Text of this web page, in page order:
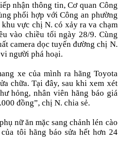
nhận thông tin, Cơ quan Công
phối hợp với Công an phường
vực chị N. có xảy ra va chạm
vào chiều tối ngày 28/9. Cùng
camera dọc tuyến đường chị N.
người phá hoại.
xe của mình ra hãng Toyota
chữa. Tại đây, sau khi xem xét
hỏng, nhân viên hãng báo giá
đồng”, chị N. chia sẻ.
nữ ăn mặc sang chảnh lén cào
tôi hãng báo sửa hết hơn 24